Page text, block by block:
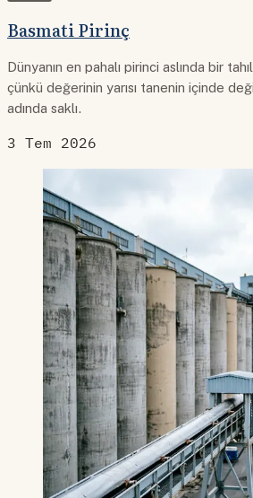
Basmati Pirinç
Dünyanın en pahalı pirinci aslında bir
çünkü değerinin yarısı tanenin içinde
adında saklı.
3 Tem 2026